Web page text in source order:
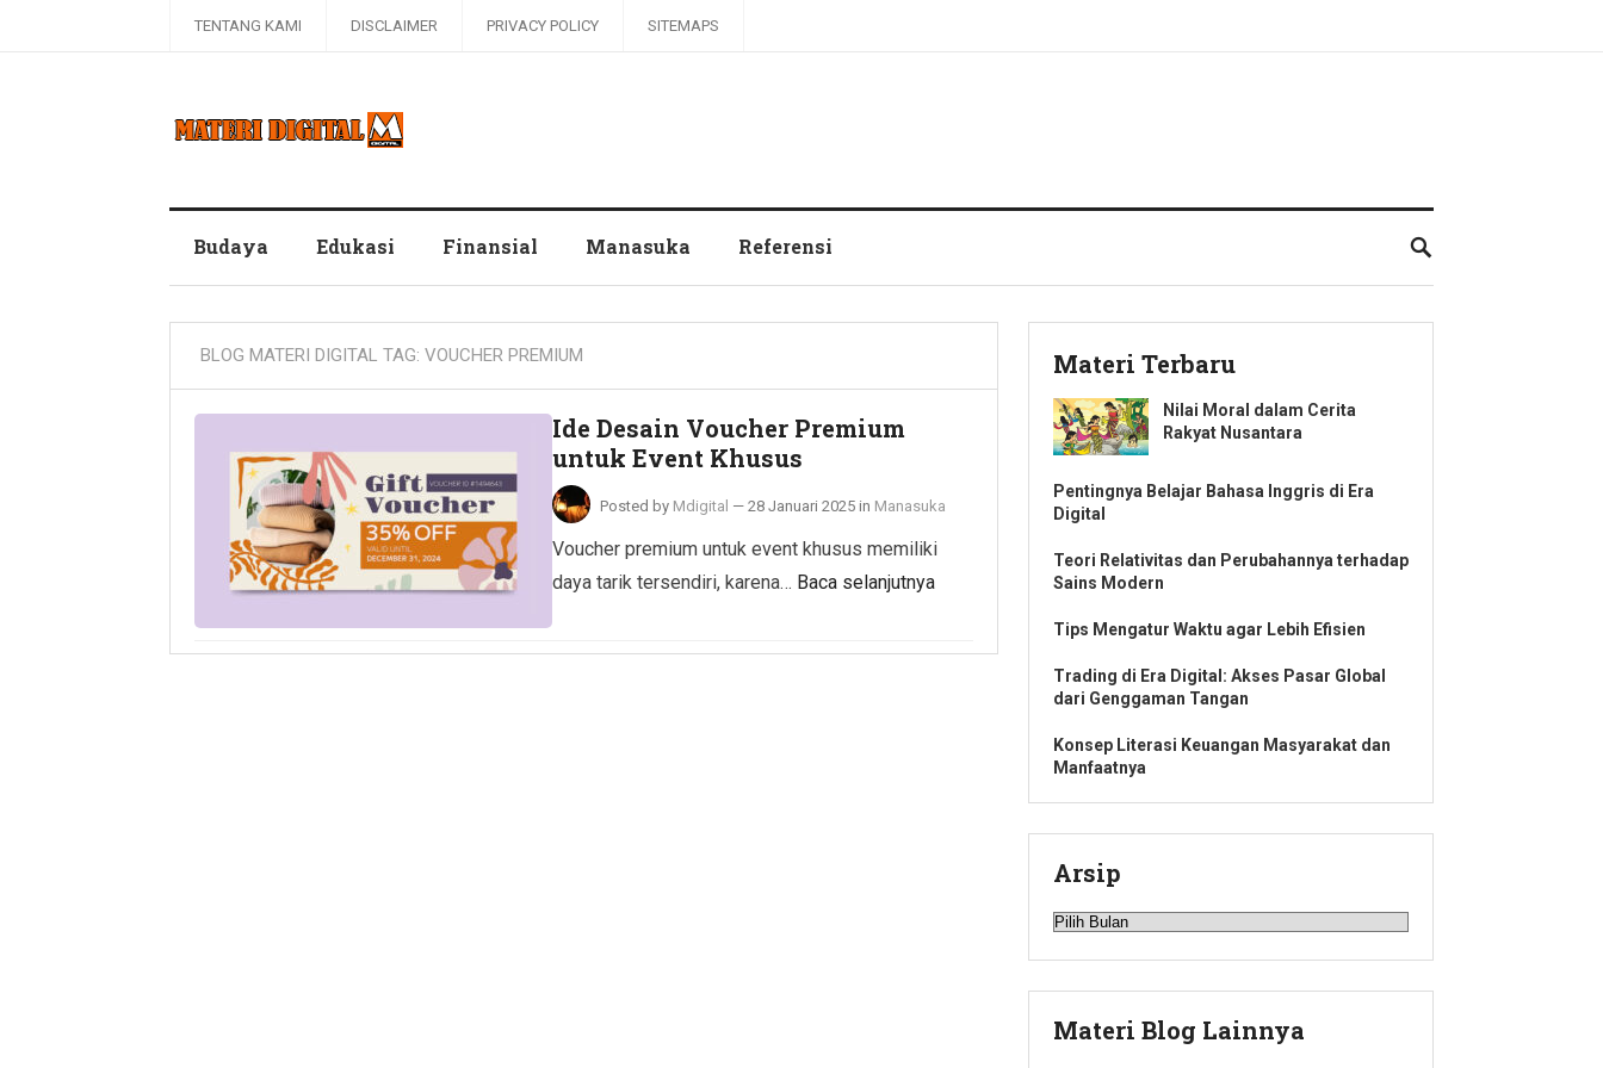
TENTANG KAMI DISCLAIMER PRIVACY POLICY SITEMAPS
Budaya Edukasi Finansial Manasuka Referensi
BLOG MATERI DIGITAL TAG: VOUCHER PREMIUM
Ide Desain Voucher Premium
untuk Event Khusus
Posted by Mdigital — 28 Januari 2025 in Manasuka
Voucher premium untuk event khusus memiliki
daya tarik tersendiri, karena… Baca selanjutnya
Materi Terbaru
Nilai Moral dalam Cerita
Rakyat Nusantara
Pentingnya Belajar Bahasa Inggris di Era
Digital
Teori Relativitas dan Perubahannya terhadap
Sains Modern
Tips Mengatur Waktu agar Lebih Efisien
Trading di Era Digital: Akses Pasar Global
dari Genggaman Tangan
Konsep Literasi Keuangan Masyarakat dan
Manfaatnya
Arsip
Arsip
Materi Blog Lainnya